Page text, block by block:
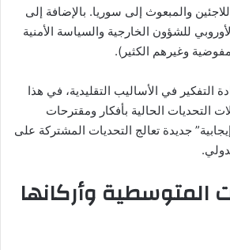
والمبعوث إلى سوريا. بالإضافة إلى
للشؤون الخارجية والسياسة الأمنية
وغيرهم الكثير).
التفكير في الأساليب التقليدية، في هذا
التحديات الحالية بأفكار ومقترحات
جديدة تعالج التحديات المشتركة على
المتوسطية وأركانها